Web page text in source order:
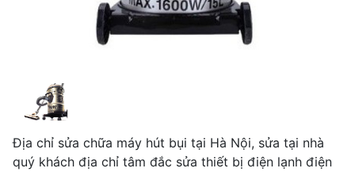
Địa chỉ sửa chữa máy hút bụi tại Hà Nội, sửa tại nhà
quý khách địa chỉ tâm đắc sửa thiết bị điện lạnh điện